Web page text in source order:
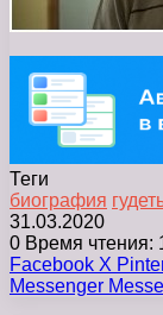
Теги
биография
31.03.2020
0 Время чтения:
Facebook X
Messenger